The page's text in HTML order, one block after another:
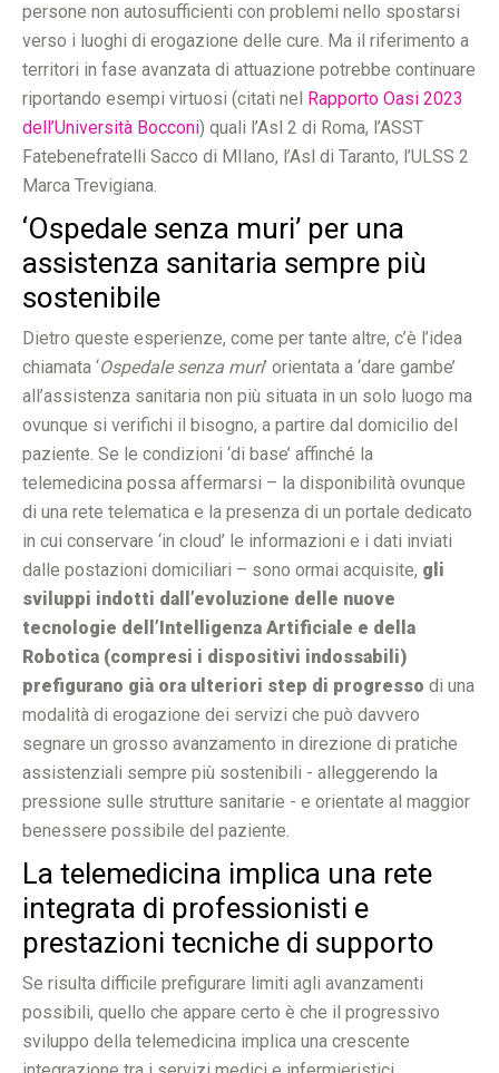
persone non autosufficienti con problemi nello spostarsi
verso i luoghi di erogazione delle cure. Ma il riferimento a
territori in fase avanzata di attuazione potrebbe continuare
riportando esempi virtuosi (citati nel Rapporto Oasi 2023
dell’Università Bocconi) quali l’Asl 2 di Roma, l’ASST
Fatebenefratelli Sacco di MIlano, l’Asl di Taranto, l’ULSS 2
Marca Trevigiana.
‘Ospedale senza muri’ per una
assistenza sanitaria sempre più
sostenibile
Dietro queste esperienze, come per tante altre, c’è l’idea
chiamata ‘Ospedale senza muri’ orientata a ‘dare gambe’
all’assistenza sanitaria non più situata in un solo luogo ma
ovunque si verifichi il bisogno, a partire dal domicilio del
paziente. Se le condizioni ‘di base’ affinché la
telemedicina possa affermarsi – la disponibilità ovunque
di una rete telematica e la presenza di un portale dedicato
in cui conservare ‘in cloud’ le informazioni e i dati inviati
dalle postazioni domiciliari – sono ormai acquisite, gli
sviluppi indotti dall’evoluzione delle nuove
tecnologie dell’Intelligenza Artificiale e della
Robotica (compresi i dispositivi indossabili)
prefigurano già ora ulteriori step di progresso di una
modalità di erogazione dei servizi che può davvero
segnare un grosso avanzamento in direzione di pratiche
assistenziali sempre più sostenibili - alleggerendo la
pressione sulle strutture sanitarie - e orientate al maggior
benessere possibile del paziente.
La telemedicina implica una rete
integrata di professionisti e
prestazioni tecniche di supporto
Se risulta difficile prefigurare limiti agli avanzamenti
possibili, quello che appare certo è che il progressivo
sviluppo della telemedicina implica una crescente